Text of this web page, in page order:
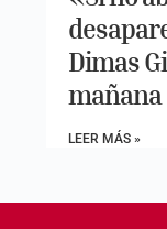
Dimas
mañana
LEER MÁS »